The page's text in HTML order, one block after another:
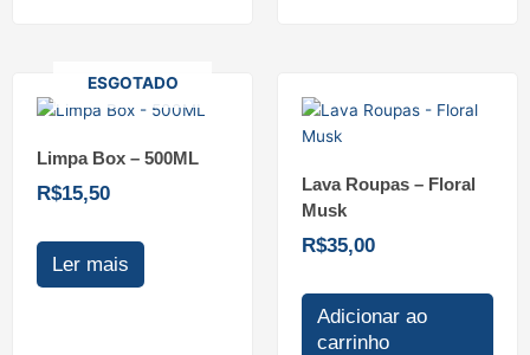
ESGOTADO
Limpa Box – 500ML
R$15,50
Ler mais
Lava Roupas – Floral
Musk
R$35,00
Adicionar ao
carrinho